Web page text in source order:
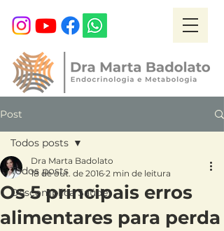
Post
Todos posts
Descomplica Saúde
Todos posts
Os 5 principais erros
alimentares para perda
Dra Marta Badolato
18 de out. de 2016 2 min de leitura